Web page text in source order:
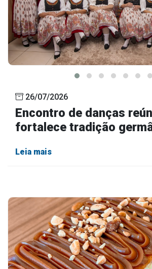
26/07/2026
Encontro de danças
fortalece tradição
Leia mais